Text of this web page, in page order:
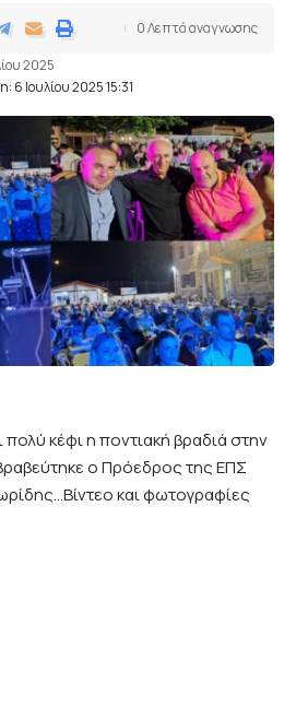
6 Ιουλίου 2025 15:31
2025
0 Λεπτά αναγνωσης
πολύ κέφι η ποντιακή βραδιά στην
ο Πρόεδρος της ΕΠΣ
και φωτογραφίες